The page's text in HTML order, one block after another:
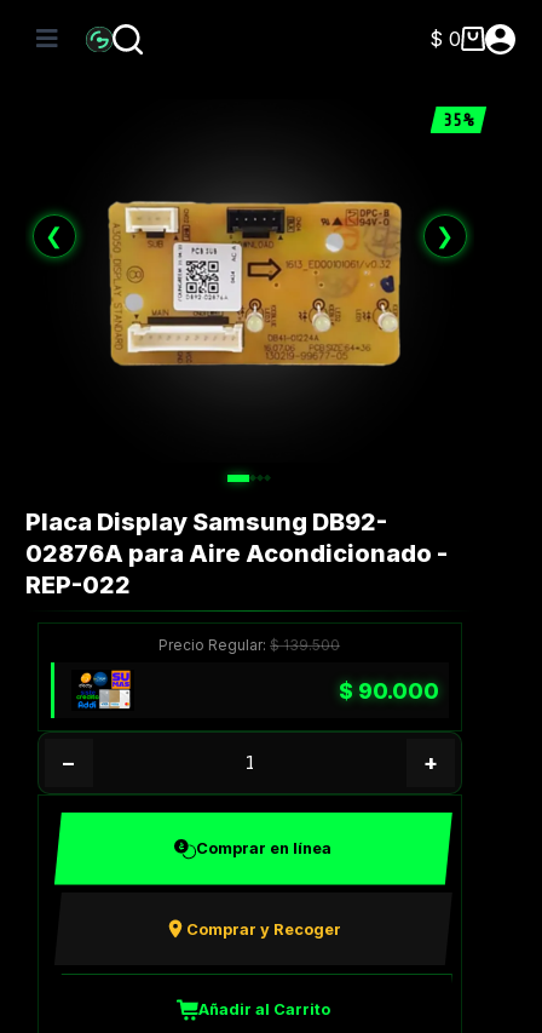
Carro
$ 0
35%
❮ ❯
Placa Display Samsung DB92-
02876A para Aire Acondicionado -
REP-022
Precio Regular:$139.500
$90.000
− +
Comprar en línea
Comprar y Recoger
Añadir al Carrito